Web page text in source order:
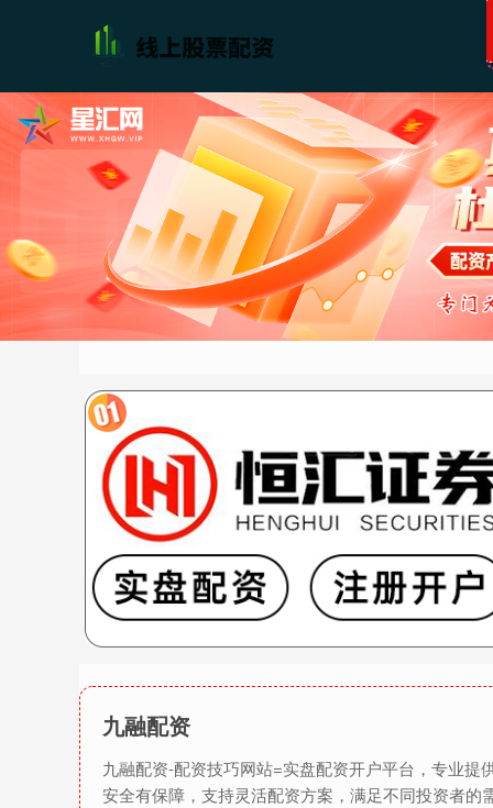
九融配资
九融配资-配资技巧网站=实盘配资开户平台，专业
安全有保障，支持灵活配资方案，满足不同投资者